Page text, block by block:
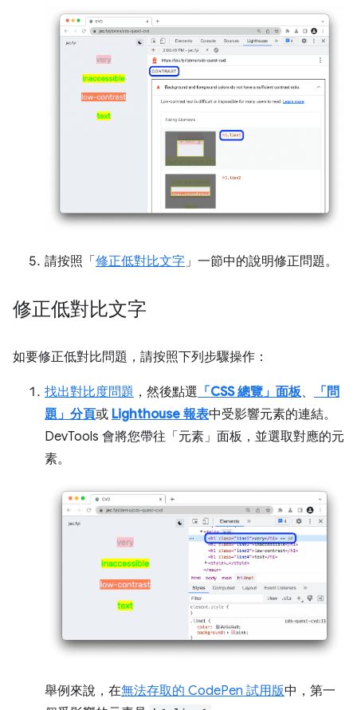
請按照「修正低對比文字 」一節中的說明修正問題。
修正低對比文字
如要修正低對比問題，請按照下列步驟操作：
找出對比度問題 ，然後點選 「CSS 總覽」面板、
「問
題」分頁或 Lighthouse 報表中受影響元素的連結。
DevTools 會將您帶往「元素」 面板，並選取對應的元
素。
舉例來說，在無法存取的 CodePen 試用版中，第一